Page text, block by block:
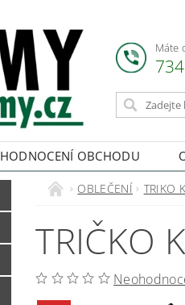
Máte
HODNOCENÍ OBCHODU
OBLEČENÍ TRIKO
TRIČKO